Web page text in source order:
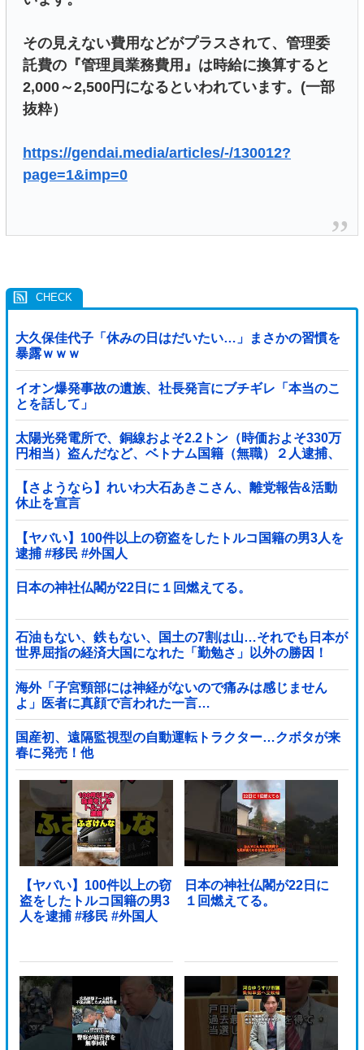
その見えない費用などがプラスされて、管理委
託費の『管理員業務費用』は時給に換算すると
2,000～2,500円になるといわれています。(一部
抜粋）
https://gendai.media/articles/-/130012?
page=1&imp=0
大久保佳代子「休みの日はだいたい…」まさかの習慣を
暴露ｗｗｗ
イオン爆発事故の遺族、社長発言にブチギレ「本当のこ
とを話して」
太陽光発電所で、銅線およそ2.2トン（時価およそ330万
円相当）盗んだなど、ベトナム国籍（無職）２人逮捕、
盗まれた銅線の半分はすでに売却 富山で...
【さようなら】れいわ大石あきこさん、離党報告&活動
休止を宣言
【ヤバい】100件以上の窃盗をしたトルコ国籍の男3人を
逮捕 #移民 #外国人
日本の神社仏閣が22日に１回燃えてる。
石油もない、鉄もない、国土の7割は山…それでも日本が
世界屈指の経済大国になれた「勤勉さ」以外の勝因！
海外「子宮頸部には神経がないので痛みは感じません
よ」医者に真顔で言われた一言…
国産初、遠隔監視型の自動運転トラクター…クボタが来
春に発売！他
【ヤバい】100件以上の窃
盗をしたトルコ国籍の男3
人を逮捕 #移民 #外国人
日本の神社仏閣が22日に
１回燃えてる。